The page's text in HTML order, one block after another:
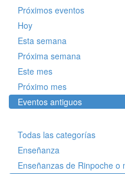
Próximos eventos
Hoy
Esta semana
Próxima semana
Este mes
Próximo mes
Eventos antiguos
Todas las categorías
Enseñanza
Enseñanzas de Rinpoche o